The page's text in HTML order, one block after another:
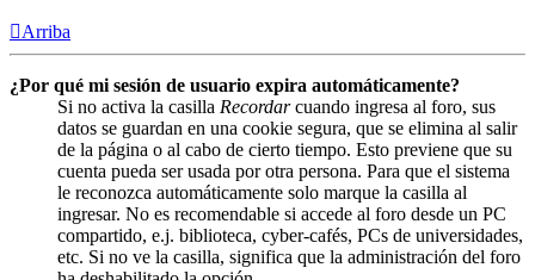
Arriba
¿Por qué mi sesión de usuario expira automáticamente?
Si no activa la casilla Recordarcuando ingresa al foro, sus
datos se guardan en una cookie segura, que se elimina al salir
de la página o al cabo de cierto tiempo. Esto previene que su
cuenta pueda ser usada por otra persona. Para que el sistema
le reconozca automáticamente solo marque la casilla al
ingresar. No es recomendable si accede al foro desde un PC
compartido, e.j. biblioteca, cyber-cafés, PCs de universidades,
etc. Si no ve la casilla, significa que la administración del foro